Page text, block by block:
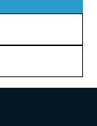
na tlačítko
Porozumění
údajů z